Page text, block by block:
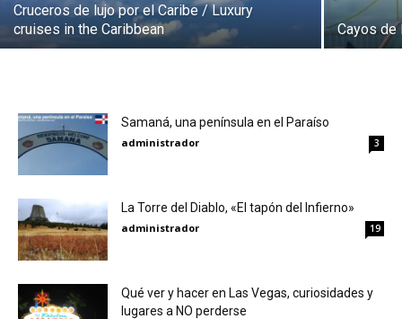
Cruceros de lujo por el Caribe / Luxury
cruises in the Caribbean
Cayos de
Samaná, una península en el Paraíso
administrador 3
La Torre del Diablo, «El tapón del Infierno»
administrador 19
Qué ver y hacer en Las Vegas, curiosidades y
lugares a NO perderse